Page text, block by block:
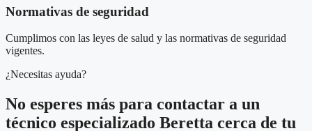
Normativas de seguridad
Cumplimos con las leyes de salud y las normativas de seguridad
vigentes.
¿Necesitas ayuda?
No esperes más para contactar a un
técnico especializado Beretta cerca de tu